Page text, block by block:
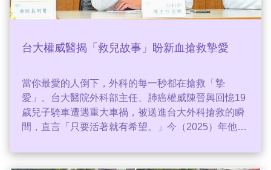
台大權威醫揭「救兒故事」盼新血搶救摯愛
當你最愛的人倒下，外科的每一秒都在搶救「摯
愛」。台大醫院外科部主任、肺癌權威陳晉興回憶19
歲兒子騎車遭遇重大車禍，被送進台大外科搶救的瞬
間，直言「只要活著就有希望。」今（2025）年他將
更多年輕醫師看見外科的價值。（記者：簡浩正）